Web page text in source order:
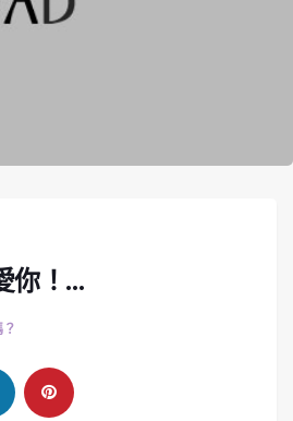
你！…